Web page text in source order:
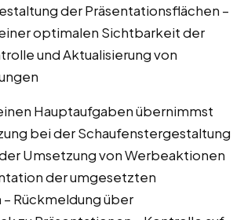
der Präsentationsflächen –
optimalen Sichtbarkeit der
und Aktualisierung von
Hauptaufgaben übernimmst
bei der Schaufenstergestaltung
Umsetzung von Werbeaktionen
der umgesetzten
Rückmeldung über